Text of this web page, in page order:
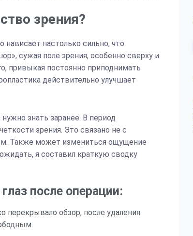
зрения?
нависает настолько сильно, что
сужая поле зрения, особенно сверху и
привыкая постоянно приподнимать
действительно улучшает
знать заранее. В период
зрения. Это связано не с
Также может измениться ощущение
я составил краткую сводку
после операции:
перекрывало обзор, после удаления